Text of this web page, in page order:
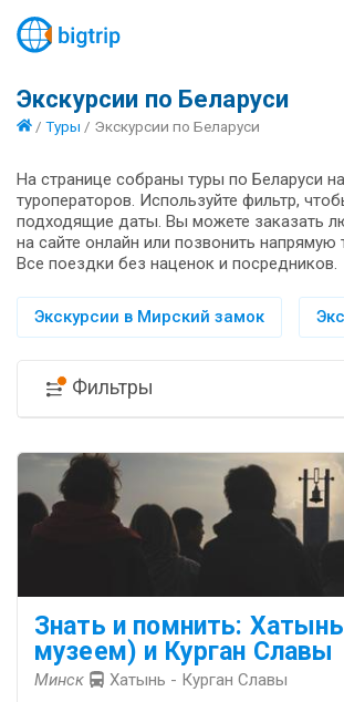
Экскурсии по Беларуси
/ Туры / Экскурсии по Беларуси
На странице собраны туры по Беларуси
туроператоров. Используйте фильтр,
подходящие даты. Вы можете заказать
на сайте онлайн или позвонить напрямую
Все поездки без наценок и посредников.
Экскурсии в Мирский замок
Фильтры
Знать и помнить:
музеем) и Курган Славы
Минск Хатынь - Курган Славы